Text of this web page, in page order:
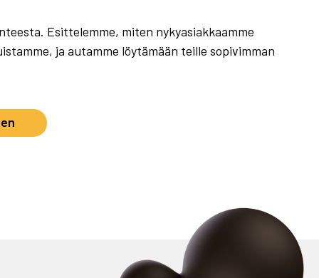
Esittelemme, miten nykyasiakkaamme
ja autamme löytämään teille sopivimman